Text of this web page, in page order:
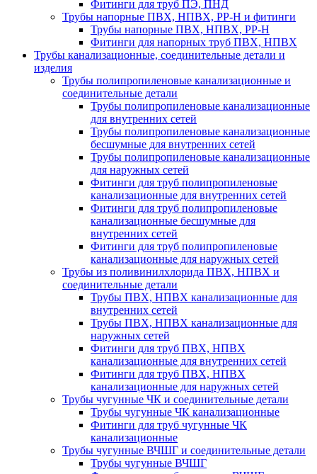
Фитинги для труб ПЭ, ПНД
Трубы напорные ПВХ, НПВХ, PP-H и фитинги
Трубы напорные ПВХ, НПВХ, PP-H
Фитинги для напорных труб ПВХ, НПВХ
Трубы канализационные, соединительные детали и
изделия
Трубы полипропиленовые канализационные и
соединительные детали
Трубы полипропиленовые канализационные
для внутренних сетей
Трубы полипропиленовые канализационные
бесшумные для внутренних сетей
Трубы полипропиленовые канализационные
для наружных сетей
Фитинги для труб полипропиленовые
канализационные для внутренних сетей
Фитинги для труб полипропиленовые
канализационные бесшумные для
внутренних сетей
Фитинги для труб полипропиленовые
канализационные для наружных сетей
Трубы из поливинилхлорида ПВХ, НПВХ и
соединительные детали
Трубы ПВХ, НПВХ канализационные для
внутренних сетей
Трубы ПВХ, НПВХ канализационные для
наружных сетей
Фитинги для труб ПВХ, НПВХ
канализационные для внутренних сетей
Фитинги для труб ПВХ, НПВХ
канализационные для наружных сетей
Трубы чугунные ЧК и соединительные детали
Трубы чугунные ЧК канализационные
Фитинги для труб чугунные ЧК
канализационные
Трубы чугунные ВЧШГ и соединительные детали
Трубы чугунные ВЧШГ